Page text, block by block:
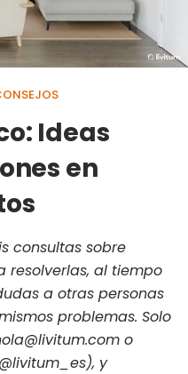
Ideas
en
consultas sobre
resolverlas, al tiempo
a otras personas
problemas. Solo
o
y